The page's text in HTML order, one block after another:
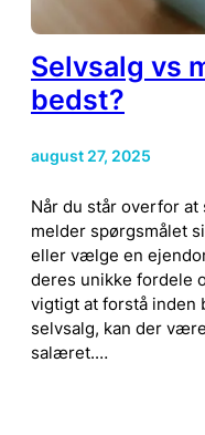
Selvsalg vs
bedst?
august 27, 2025
Når du står overfor
melder spørgsmålet
eller vælge en
deres unikke fordele
vigtigt at forstå
selvsalg, kan der
salæret.…